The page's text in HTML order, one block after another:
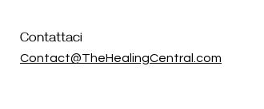
Contattaci
Contact@TheHealingCentral.com